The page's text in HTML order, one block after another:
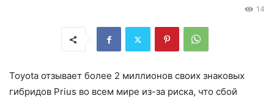
14
Toyota отзывает более 2 миллионов своих знаковых
гибридов Prius во всем мире из-за риска, что сбой